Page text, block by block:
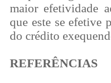
maior efetividade
que este se efetive
do crédito
REFERÊNCIAS